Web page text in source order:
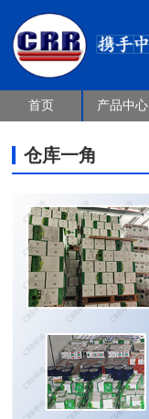
首页 产品中心
仓库一角